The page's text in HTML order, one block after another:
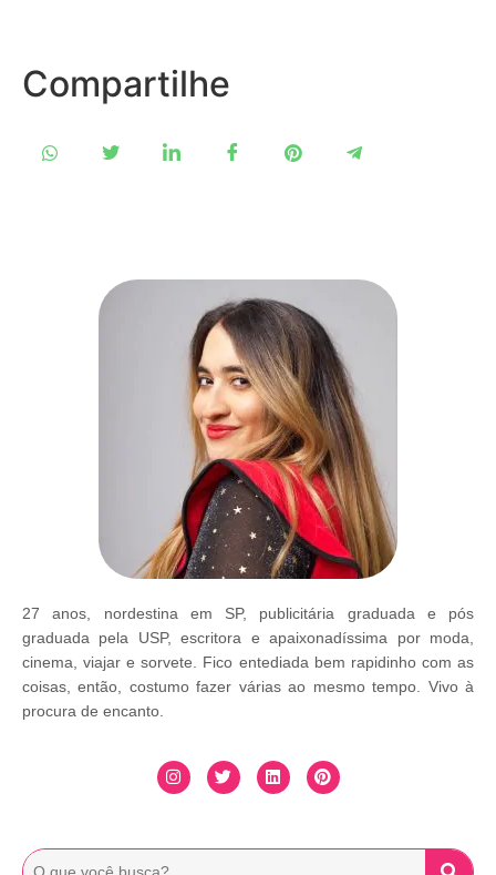
Compartilhe
27 anos, nordestina em SP, publicitária graduada e pós
graduada pela USP, escritora e apaixonadíssima por moda,
cinema, viajar e sorvete. Fico entediada bem rapidinho com as
coisas, então, costumo fazer várias ao mesmo tempo. Vivo à
procura de encanto.